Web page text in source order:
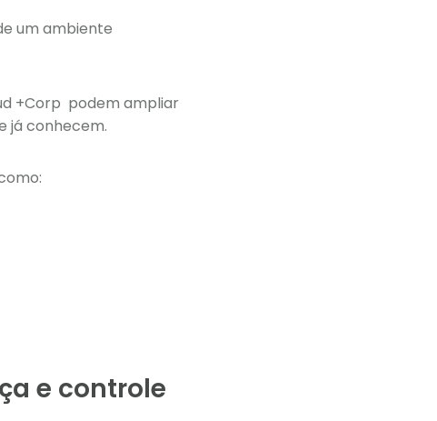
um ambiente
+Corp podem ampliar
já conhecem.
e controle